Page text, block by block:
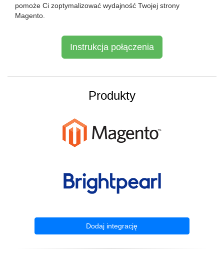
pomoże Ci zoptymalizować wydajność Twojej strony
Magento.
Instrukcja połączenia
Produkty
Dodaj integrację